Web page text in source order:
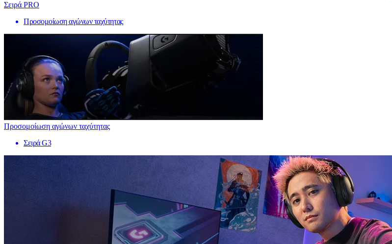
Σειρά PRO
Προσομοίωση αγώνων ταχύτητας
Προσομοίωση αγώνων ταχύτητας
Σειρά G3